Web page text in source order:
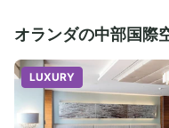
オランダの中部国際
LUXURY